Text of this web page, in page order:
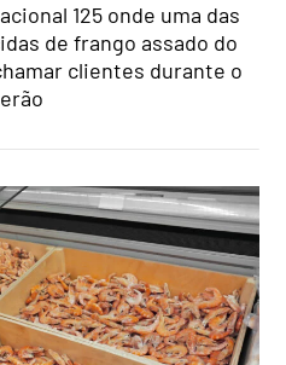
125 onde uma das
de frango assado do
clientes durante o